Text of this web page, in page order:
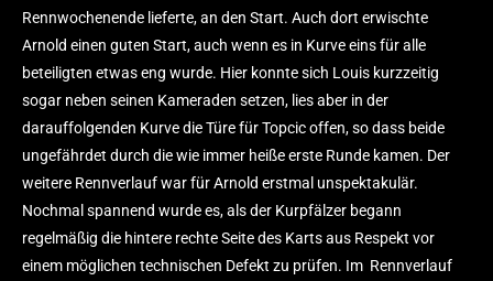
Rennwochenende lieferte, an den Start. Auch dort erwischte
Arnold einen guten Start, auch wenn es in Kurve eins für alle
beteiligten etwas eng wurde. Hier konnte sich Louis kurzzeitig
sogar neben seinen Kameraden setzen, lies aber in der
darauffolgenden Kurve die Türe für Topcic offen, so dass beide
ungefährdet durch die wie immer heiße erste Runde kamen. Der
weitere Rennverlauf war für Arnold erstmal unspektakulär.
Nochmal spannend wurde es, als der Kurpfälzer begann
regelmäßig die hintere rechte Seite des Karts aus Respekt vor
einem möglichen technischen Defekt zu prüfen. Im Rennverlauf